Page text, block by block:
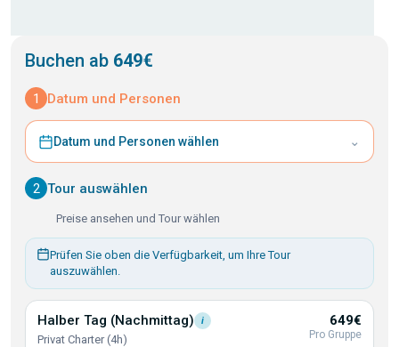
Buchen ab 649€
1 Datum und Personen
Datum und Personen wählen ⌄
2 Tour auswählen
Preise ansehen und Tour wählen
Prüfen Sie oben die Verfügbarkeit, um Ihre Tour
auszuwählen.
Halber Tag (Nachmittag) i
Privat Charter (4h)
649€
Pro Gruppe